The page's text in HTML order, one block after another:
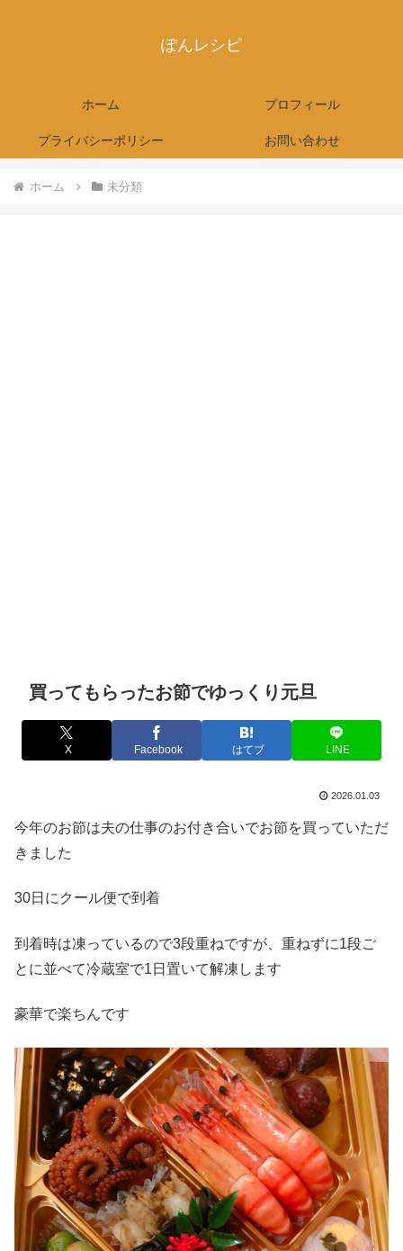
ぽんレシピ
ホーム プロフィール
プライバシーポリシー お問い合わせ
ホーム 未分類
買ってもらったお節でゆっくり元旦
X Facebook はてブ LINE
2026.01.03
今年のお節は夫の仕事のお付き合いでお節を買っていただ
きました
30日にクール便で到着
到着時は凍っているので3段重ねですが、重ねずに1段ご
とに並べて冷蔵室で1日置いて解凍します
豪華で楽ちんです